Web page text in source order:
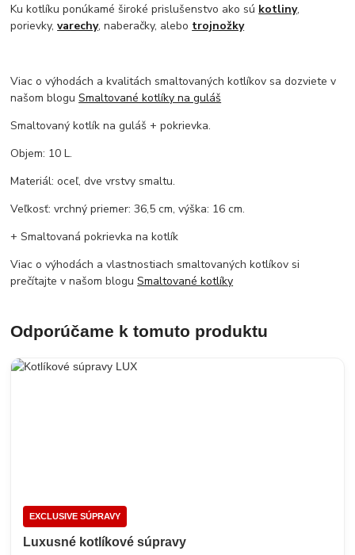
Ku kotlíku ponúkamé široké prislušenstvo ako sú kotliny,
porievky,varechy, naberačky, alebo trojnožky
Viac o výhodách a kvalitách smaltovaných kotlíkov sa dozviete v
našom bloguSmaltované kotlíky na guláš
Smaltovaný kotlík na guláš + pokrievka.
Objem: 10 L.
Materiál: oceľ, dve vrstvy smaltu.
Veľkosť: vrchný priemer: 36,5 cm, výška: 16 cm.
+ Smaltovaná pokrievka na kotlík
Viac o výhodách a vlastnostiach smaltovaných kotlíkov si
prečítajte v našom bloguSmaltované kotlíky
Odporúčame k tomuto produktu
EXCLUSIVE SÚPRAVY
Luxusné kotlíkové súpravy